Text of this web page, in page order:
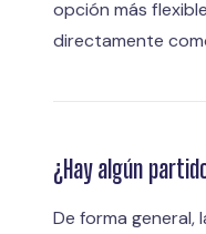
opción más
directamente
¿Hay algún
De forma general,